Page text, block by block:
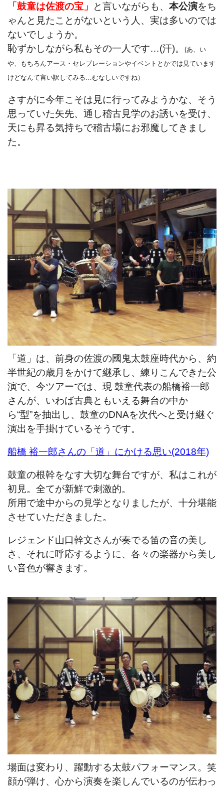
「鼓童は佐渡の宝」 と言いながらも、 本公演をち
ゃんと見たことがないという人、実は多いのでは
ないでしょうか。
恥ずかしながら私もその一人です…(汗)。
(あ、い
や、もちろんアース・セレブレーションやイベントとかでは見ています
けどなんて言い訳してみる…むなしいですね）
さすがに今年こそは見に行ってみようかな、そう
思っていた矢先、通し稽古見学のお誘いを受け、
天にも昇る気持ちで稽古場にお邪魔してきまし
た。
「道」は、前身の佐渡の國鬼太鼓座時代から、約
半世紀の歳月をかけて継承し、練りこんできた公
演で、 今ツアーでは、現 鼓童代表の船橋裕一郎
さんが、いわば古典ともいえる舞台の中か
ら“型”を抽出し、鼓童のDNAを次代へと受け継ぐ
演出を手掛けているそうです。
船橋 裕一郎さんの「道」にかける思い(2018年)
鼓童の根幹をなす大切な舞台ですが、私はこれが
初見。全てが新鮮で刺激的。
所用で途中からの見学となりましたが、十分堪能
させていただきました。
レジェンド山口幹文さんが奏でる笛の音の美し
さ、 それに呼応するように、各々の楽器から美し
い音色が響きます。
場面は変わり、躍動する太鼓パフォーマンス。笑
顔が弾け、心から演奏を楽しんでいるのが伝わっ